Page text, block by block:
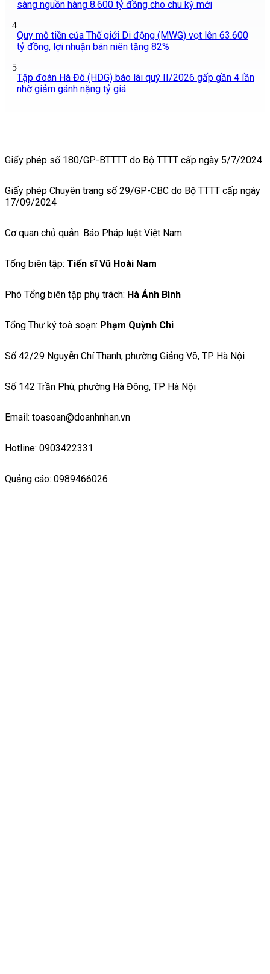
sàng nguồn hàng 8.600 tỷ đồng cho chu kỳ mới
4
Quy mô tiền của Thế giới Di động (MWG) vọt lên 63.600
tỷ đồng, lợi nhuận bán niên tăng 82%
5
Tập đoàn Hà Đô (HDG) báo lãi quý II/2026 gấp gần 4 lần
nhờ giảm gánh nặng tỷ giá
Giấy phép số 180/GP-BTTTT do Bộ TTTT cấp ngày 5/7/2024
Giấy phép Chuyên trang số 29/GP-CBC do Bộ TTTT cấp ngày
17/09/2024
Cơ quan chủ quản: Báo Pháp luật Việt Nam
Tổng biên tập: Tiến sĩ Vũ Hoài Nam
Phó Tổng biên tập phụ trách: Hà Ánh Bình
Tổng Thư ký toà soạn: Phạm Quỳnh Chi
Số 42/29 Nguyễn Chí Thanh, phường Giảng Võ, TP Hà Nội
Số 142 Trần Phú, phường Hà Đông, TP Hà Nội
Email: toasoan@doanhnhan.vn
Hotline: 0903422331
Quảng cáo: 0989466026